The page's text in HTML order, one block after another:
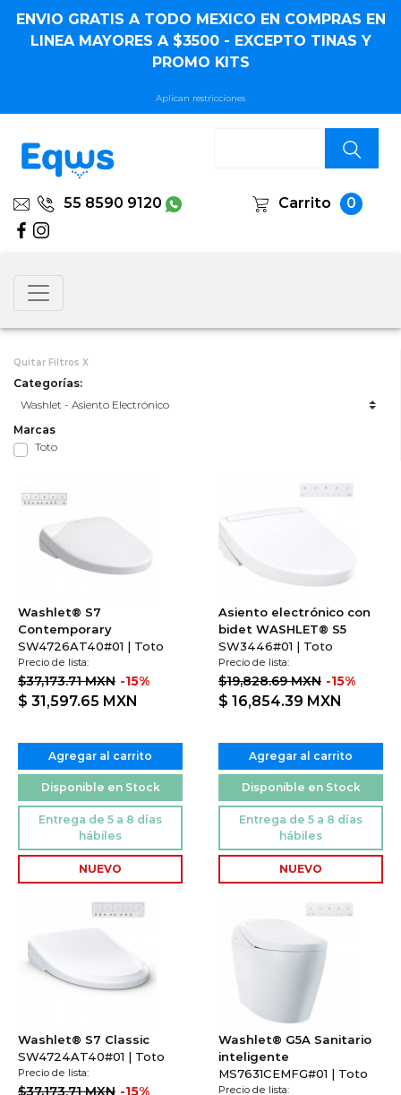
ENVIO GRATIS A CDMX EN COMPRA EN LINEA
Aplican restricciones
55 8590 9120 0
Marcas
Toto
Washlet® S7
Precio de lista:
$37,173.71 MXN -15%
$ 31,597.65 MXN
Agregar al carrito
Disponible en Stock
Entrega de 5 a 8 días
hábiles
NUEVO
Asiento electrónico con
bidet WASHLET® S5
Precio de lista:
$19,828.69 MXN -15%
$ 16,854.39
Agregar al carrito
Disponible en Stock
Entrega de 5 a 8 días
hábiles
NUEVO
Washlet® S7 Classic
$37,173.71 MXN -15%
$ 31,597.65 MXN
Washlet® G5A Sanitario
inteligente
Precio de lista:
$104,009.02 MXN
$ 88,407.67 MXN